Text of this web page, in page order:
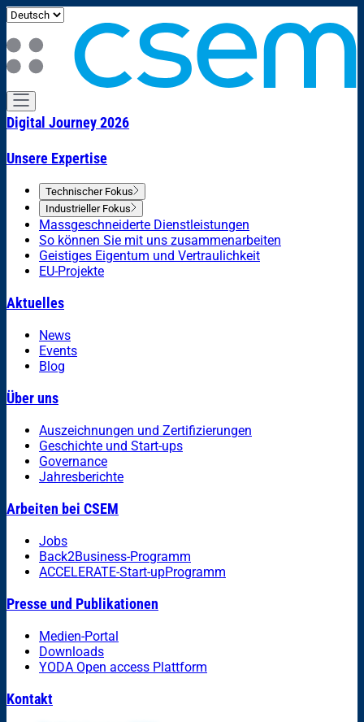
Digital Journey 2026
Unsere Expertise
Technischer Fokus
Industrieller Fokus
Massgeschneiderte Dienstleistungen
So können Sie mit uns zusammenarbeiten
Geistiges Eigentum und Vertraulichkeit
EU-Projekte
Aktuelles
News
Events
Blog
Über uns
Auszeichnungen und Zertifizierungen
Geschichte und Start-ups
Governance
Jahresberichte
Arbeiten bei CSEM
Jobs
Back2Business-Programm
ACCELERATE-Start-upProgramm
Presse und Publikationen
Medien-Portal
Downloads
YODA Open access Plattform
Kontakt